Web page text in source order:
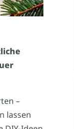
–
lassen